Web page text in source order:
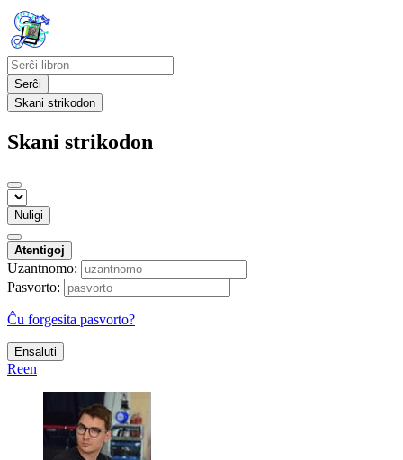
Serĉi
Skani strikodon
Skani strikodon
Nuligi
Atentigoj
Uzantnomo:
Pasvorto:
Ĉu forgesita pasvorto?
Ensaluti
Reen